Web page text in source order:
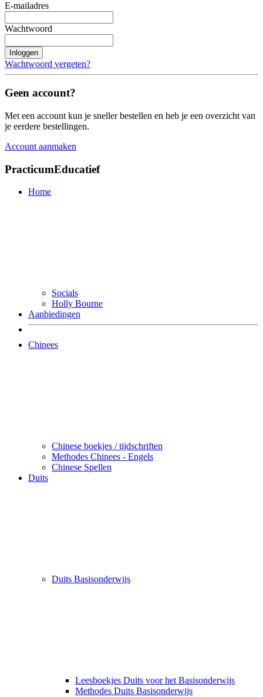
E-mailadres
Wachtwoord
Inloggen
Wachtwoord vergeten?
Geen account?
Met een account kun je sneller bestellen en heb je een overzicht van
je eerdere bestellingen.
Account aanmaken
PracticumEducatief
Home
Socials
Holly Bourne
Aanbiedingen
Chinees
Chinese boekjes / tijdschriften
Methodes Chinees - Engels
Chinese Spellen
Duits
Duits Basisonderwijs
Leesboekjes Duits voor het Basisonderwijs
Methodes Duits Basisonderwijs